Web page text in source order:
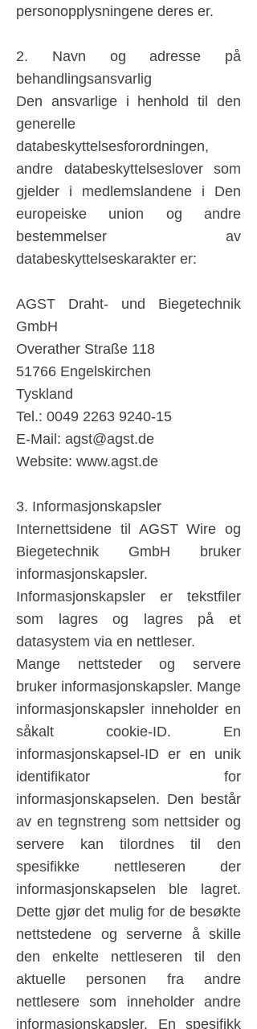
personopplysningene deres er.
2. Navn og adresse på
behandlingsansvarlig
Den ansvarlige i henhold til den
generelle
databeskyttelsesforordningen,
andre databeskyttelseslover som
gjelder i medlemslandene i Den
europeiske union og andre
bestemmelser av
databeskyttelseskarakter er:
AGST Draht- und Biegetechnik
GmbH
Overather Straße 118
51766 Engelskirchen
Tyskland
Tel.: 0049 2263 9240-15
E-Mail: agst@agst.de
Website: www.agst.de
3. Informasjonskapsler
Internettsidene til AGST Wire og
Biegetechnik GmbH bruker
informasjonskapsler.
Informasjonskapsler er tekstfiler
som lagres og lagres på et
datasystem via en nettleser.
Mange nettsteder og servere
bruker informasjonskapsler. Mange
informasjonskapsler inneholder en
såkalt cookie-ID. En
informasjonskapsel-ID er en unik
identifikator for
informasjonskapselen. Den består
av en tegnstreng som nettsider og
servere kan tilordnes til den
spesifikke nettleseren der
informasjonskapselen ble lagret.
Dette gjør det mulig for de besøkte
nettstedene og serverne å skille
den enkelte nettleseren til den
aktuelle personen fra andre
nettlesere som inneholder andre
informasjonskapsler. En spesifikk